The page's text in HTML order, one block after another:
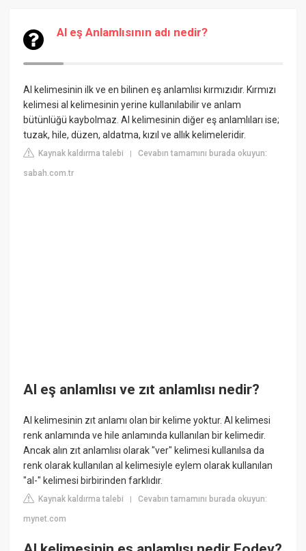
Al eş Anlamlısının adı nedir?
Al kelimesinin ilk ve en bilinen eş anlamlısı kırmızıdır. Kırmızı
kelimesi al kelimesinin yerine kullanılabilir ve anlam
bütünlüğü kaybolmaz. Al kelimesinin diğer eş anlamlıları ise;
tuzak, hile, düzen, aldatma, kızıl ve allık kelimeleridir.
Kaynak kaldırma talebi |Cevabın tamamını burada okuyun:
sabah.com.tr
Al eş anlamlısı ve zıt anlamlısı nedir?
Al kelimesinin zıt anlamı olan bir kelime yoktur. Al kelimesi
renk anlamında ve hile anlamında kullanılan bir kelimedir.
Ancak alın zıt anlamlısı olarak "ver" kelimesi kullanılsa da
renk olarak kullanılan al kelimesiyle eylem olarak kullanılan
"al-" kelimesi birbirinden farklıdır.
Kaynak kaldırma talebi |Cevabın tamamını burada okuyun:
mynet.com